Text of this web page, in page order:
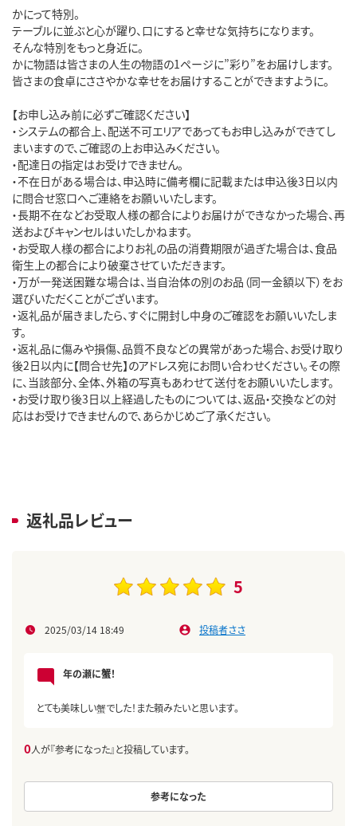
かにって特別。
テーブルに並ぶと心が躍り、口にすると幸せな気持ちになります。
そんな特別をもっと身近に。
かに物語は皆さまの人生の物語の1ページに”彩り”をお届けします。
皆さまの食卓にささやかな幸せをお届けすることができますように。
【お申し込み前に必ずご確認ください】
・システムの都合上、配送不可エリアであってもお申し込みができてし
まいますので、ご確認の上お申込みください。
・配達日の指定はお受けできません。
・不在日がある場合は、申込時に備考欄に記載または申込後3日以内
に問合せ窓口へご連絡をお願いいたします。
・長期不在などお受取人様の都合によりお届けができなかった場合、再
送およびキャンセルはいたしかねます。
・お受取人様の都合によりお礼の品の消費期限が過ぎた場合は、食品
衛生上の都合により破棄させていただきます。
・万が一発送困難な場合は、当自治体の別のお品（同一金額以下）をお
選びいただくことがございます。
・返礼品が届きましたら、すぐに開封し中身のご確認をお願いいたしま
す。
・返礼品に傷みや損傷、品質不良などの異常があった場合、お受け取り
後2日以内に【問合せ先】のアドレス宛にお問い合わせください。その際
に、当該部分、全体、外箱の写真もあわせて送付をお願いいたします。
・お受け取り後3日以上経過したものについては、返品・交換などの対
返礼品レビュー
5
2025/03/14 18:49 投稿者ささ
年の瀬に蟹！
とても美味しい蟹でした！また頼みたいと思います。
0人が『参考になった』と投稿しています。
参考になった